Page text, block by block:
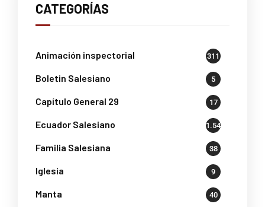
CATEGORÍAS
Animación inspectorial 311
Boletin Salesiano 5
Capítulo General 29 17
Ecuador Salesiano 1.541
Familia Salesiana 38
Iglesia 9
Manta 40